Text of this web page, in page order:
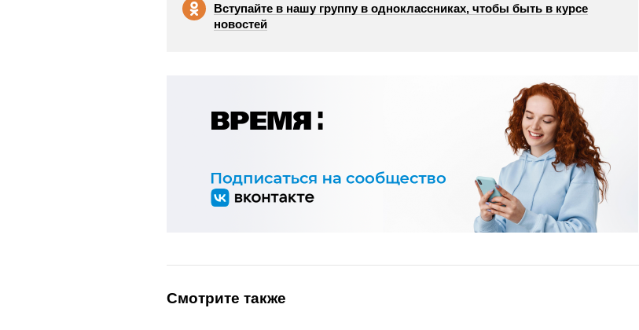
Вступайте в нашу группу в одноклассниках, чтобы быть в курсе
новостей
Смотрите также